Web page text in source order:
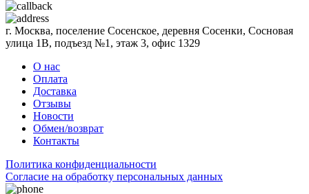
г. Москва, поселение Сосенское, деревня Сосенки, Сосновая
улица 1В, подъезд №1, этаж 3, офис 1329
О нас
Оплата
Доставка
Отзывы
Новости
Обмен/возврат
Контакты
Политика конфиденциальности
Согласиe на обработку персональных данных